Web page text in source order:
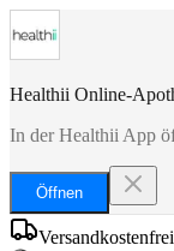
Healthii Online-
In der Healthii App
Öffnen